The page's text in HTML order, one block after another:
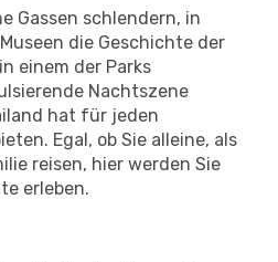
Gassen schlendern, in
die Geschichte der
einem der Parks
Nachtszene
hat für jeden
Egal, ob Sie alleine, als
reisen, hier werden Sie
erleben.